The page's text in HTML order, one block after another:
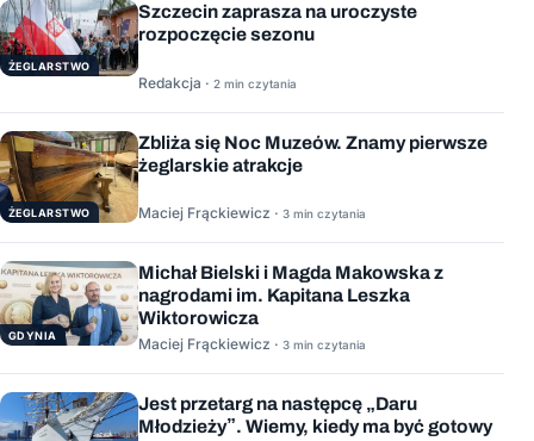
ŻEGLARSTWO
Szczecin zaprasza na uroczyste
rozpoczęcie sezonu
Redakcja · 2 min czytania
ŻEGLARSTWO
Zbliża się Noc Muzeów. Znamy pierwsze
żeglarskie atrakcje
Maciej Frąckiewicz · 3 min czytania
GDYNIA
Michał Bielski i Magda Makowska z
nagrodami im. Kapitana Leszka
Wiktorowicza
Maciej Frąckiewicz · 3 min czytania
Jest przetarg na następcę „Daru
Młodzieży”. Wiemy, kiedy ma być gotowy